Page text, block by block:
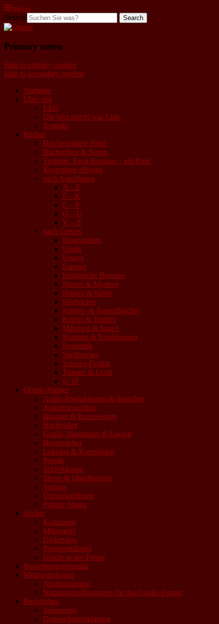
Menu
Qindie
Search
Primary menu
Skip to primary content
Skip to secondary content
Startseite
Über uns
FAQ
Die Wer macht was Liste
Kontakt
Bücher
Das besondere Buch
Buchreihen & Serien
Twindie: Zwei Romane – ein Preis
Kostenlose eBooks
nach AutorInnen
A – E
F – K
L – P
Q – U
V – Z
nach Genres
Biographien
Erotik
Essays
Fantasy
Historische Romane
Horror & Mystery
Humor & Satire
Hörbücher
Kinder- & Jugendbücher
Krimis & Thriller
Märchen & Sagen
Romane & Erzählungen
Romantik
Sachbücher
Science-Fiction
Theater & Lyrik
U 18
Qindie-Partner
Audio-Produktionen & Sprecher
Autorencoaching
Blogger & Rezensenten
Buchtrailer
Grafik, Illustration & Layout
Herausgeber
Lektorat & Korrektorat
Portale
Schreibkurse
Shops & Distributoren
Verlage
ÜbersetzerInnen
Partner-Shops
Archiv
Kolumnen
Mittwoch!
Qinterview
Presseerklärung
Qindie in der Presse
Bewerbungsformular
Mitgliederforum
Abstimmungen
Nutzungsbedingungen für das Qindie-Forum
Rechtliches
Impressum
Datenschutzerklärung